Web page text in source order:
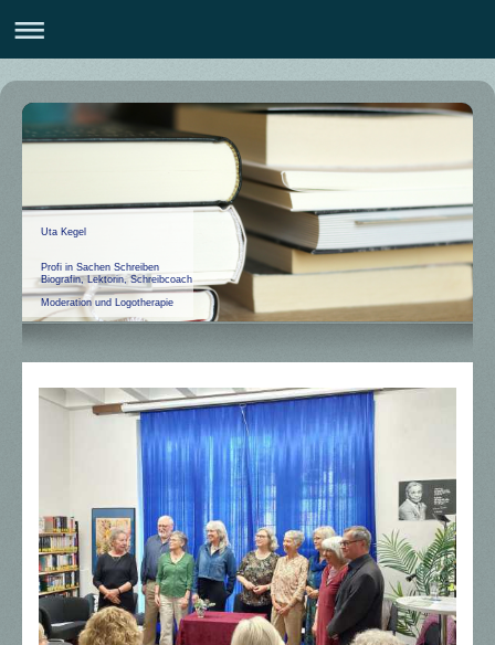
Uta Kegel
Profi in Sachen Schreiben
Biografin, Lektorin, Schreibcoach
Moderation und Logotherapie